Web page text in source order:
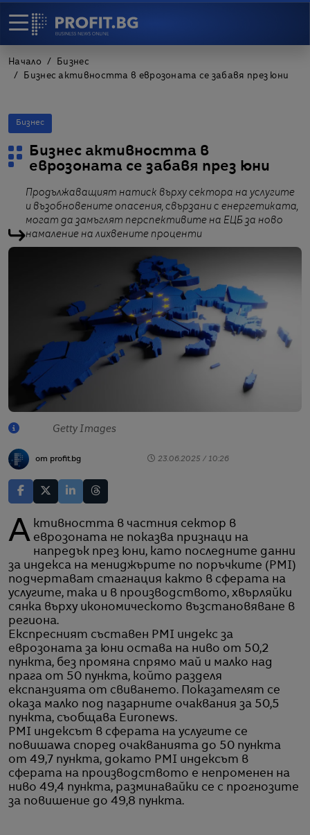
Начало
Бизнес
Бизнес активността в еврозоната се забавя през юни
Бизнес
Бизнес активността в
еврозоната се забавя през юни
Продължаващият натиск върху сектора на услугите
и възобновените опасения, свързани с енергетиката,
могат да замъглят перспективите на ЕЦБ за ново
намаление на лихвените проценти
Getty Images
от profit.bg 23.06.2025 / 10:26
Активността в частния сектор в еврозоната не показва признаци на
напредък през юни, като последните данни
за индекса на мениджърите по поръчките (PMI)
подчертават стагнация както в сферата на
услугите, така и в производството, хвърляйки
сянка върху икономическото възстановяване в
региона.
Експресният съставен PMI индекс за
еврозоната за юни остава на ниво от 50,2
пункта, без промяна спрямо май и малко над
прага от 50 пункта, който разделя
експанзията от свиването. Показателят се
оказа малко под пазарните очаквания за 50,5
пункта, съобщава Euronews.
PMI индексът в сферата на услугите се
повишawa според очакванията до 50 пункта
от 49,7 пункта, докато PMI индексът в
сферата на производството e непроменен на
ниво 49,4 пункта, разминавайки се с прогнозите
за повишение до 49,8 пункта.